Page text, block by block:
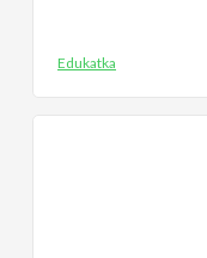
Edukatka